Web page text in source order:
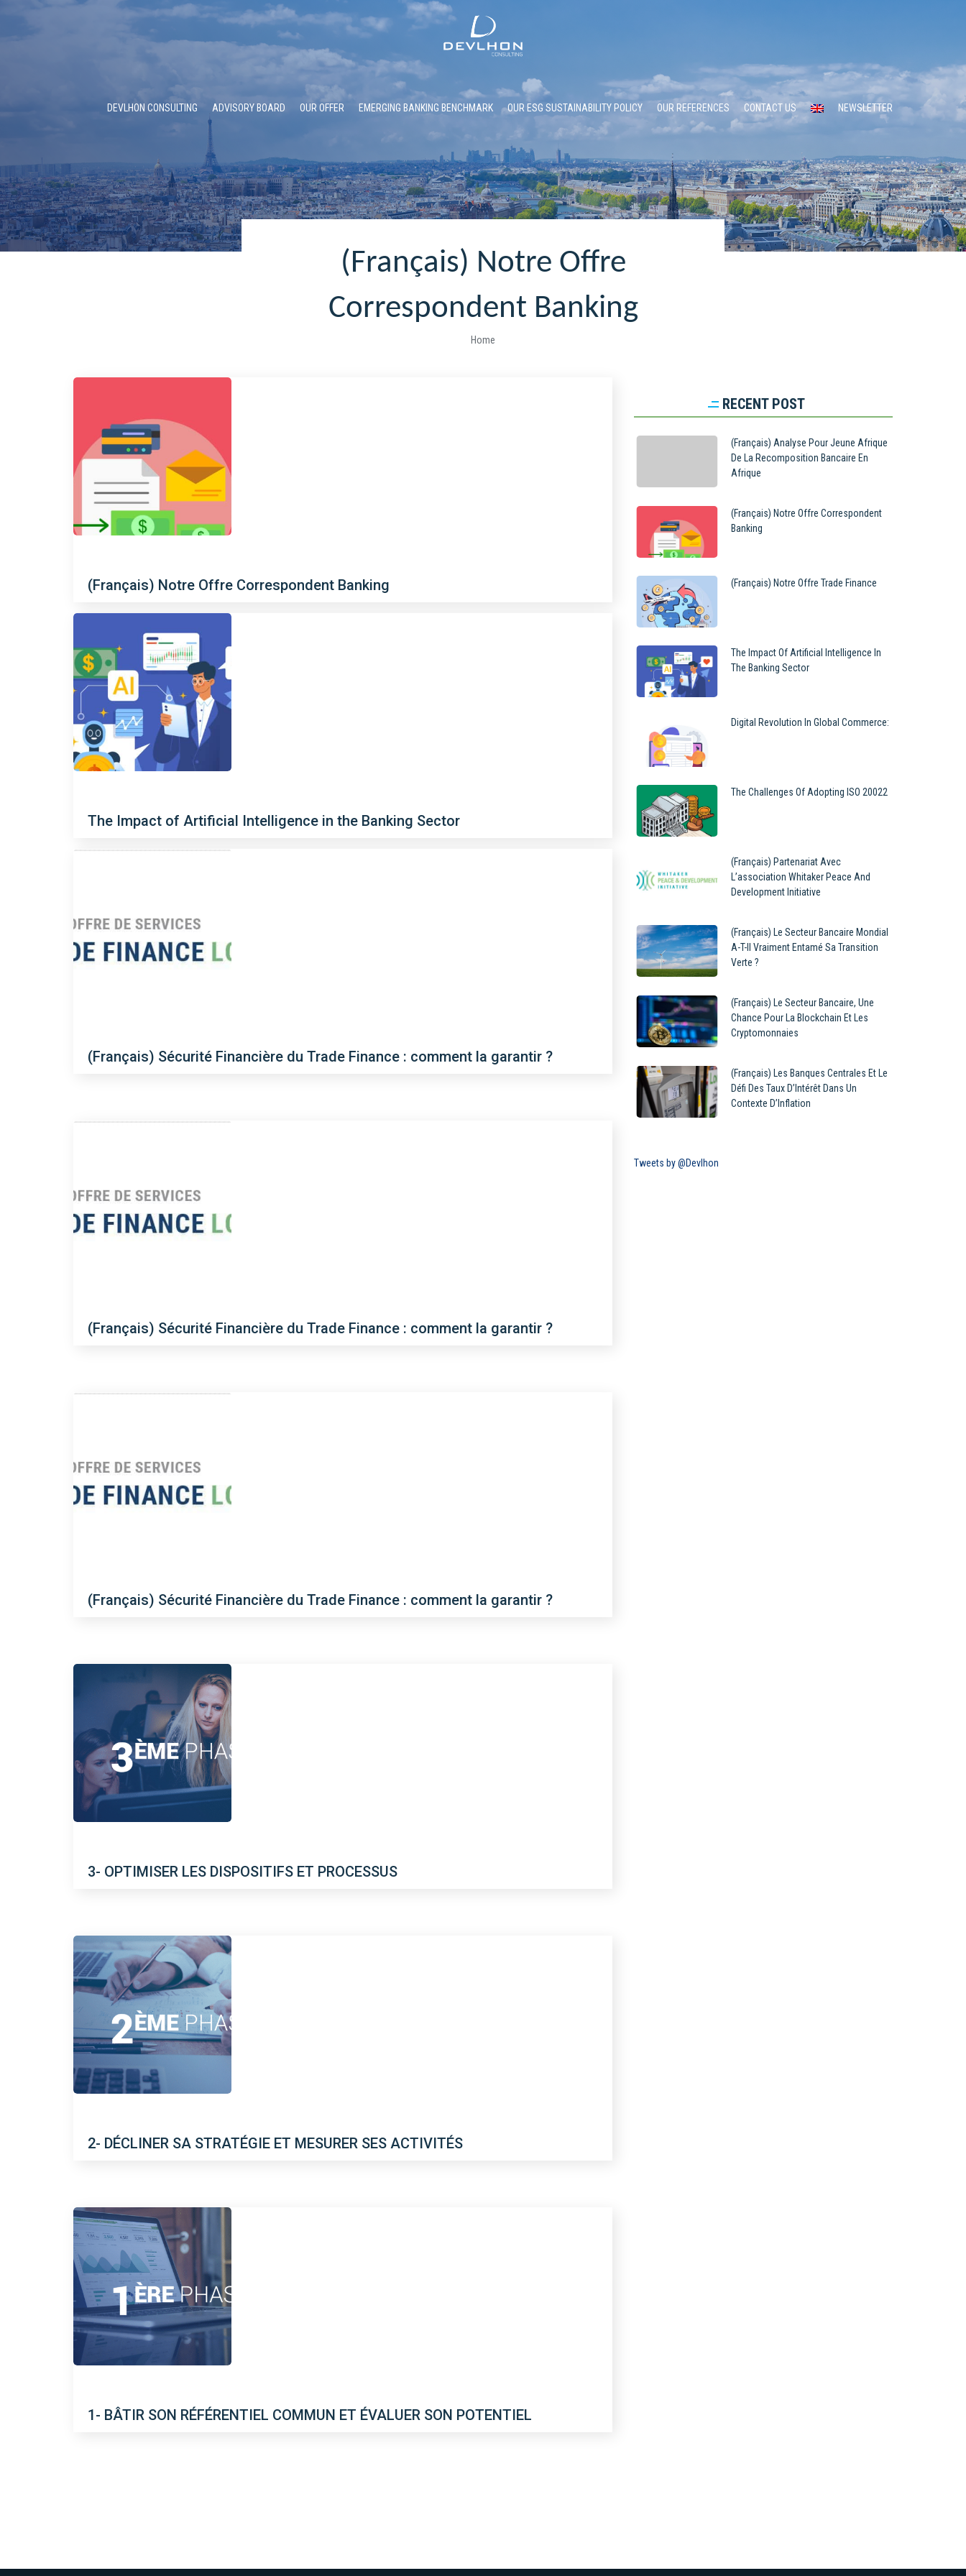
DEVLHON CONSULTING ADVISORY BOARD OUR OFFER EMERGING BANKING BENCHMARK OUR ESG SUSTAINABILITY POLICY OUR REFERENCES CONTACT US NEWSLETTER
(Français) Notre Offre
Correspondent Banking
Home
(Français) Notre Offre Correspondent Banking
The Impact of Artificial Intelligence in the Banking Sector
(Français) Sécurité Financière du Trade Finance : comment la garantir ?
(Français) Sécurité Financière du Trade Finance : comment la garantir ?
(Français) Sécurité Financière du Trade Finance : comment la garantir ?
3- OPTIMISER LES DISPOSITIFS ET PROCESSUS
2- DÉCLINER SA STRATÉGIE ET MESURER SES ACTIVITÉS
1- BÂTIR SON RÉFÉRENTIEL COMMUN ET ÉVALUER SON POTENTIEL
RECENT POST
(Français) Analyse Pour Jeune Afrique
De La Recomposition Bancaire En
Afrique
(Français) Notre Offre Correspondent
Banking
(Français) Notre Offre Trade Finance
The Impact Of Artificial Intelligence In
The Banking Sector
Digital Revolution In Global Commerce:
The Challenges Of Adopting ISO 20022
(Français) Partenariat Avec
L’association Whitaker Peace And
Development Initiative
(Français) Le Secteur Bancaire Mondial
A-T-Il Vraiment Entamé Sa Transition
Verte ?
(Français) Le Secteur Bancaire, Une
Chance Pour La Blockchain Et Les
Cryptomonnaies
(Français) Les Banques Centrales Et Le
Défi Des Taux D’Intérêt Dans Un
Contexte D’Inflation
Tweets by @Devlhon